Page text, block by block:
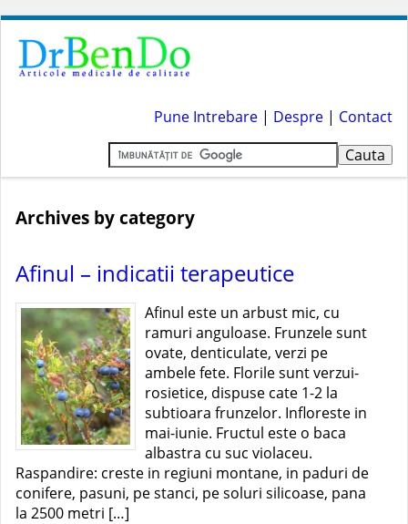
Pune Intrebare | Despre | Contact
Archives by category
Afinul – indicatii terapeutice
Afinul este un arbust mic, cu
ramuri anguloase. Frunzele sunt
ovate, denticulate, verzi pe
ambele fete. Florile sunt verzui-
rosietice, dispuse cate 1-2 la
subtioara frunzelor. Infloreste in
mai-iunie. Fructul este o baca
albastra cu suc violaceu.
Raspandire: creste in regiuni montane, in paduri de
conifere, pasuni, pe stanci, pe soluri silicoase, pana
la 2500 metri […]